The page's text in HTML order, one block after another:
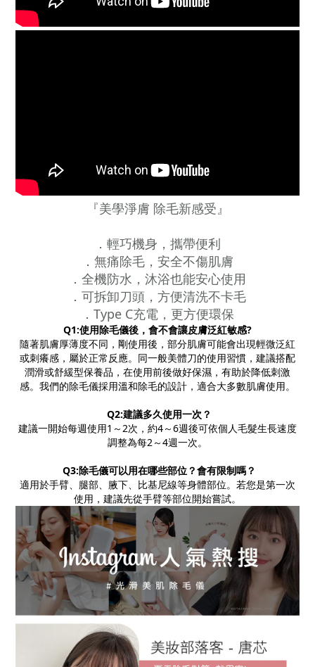
『美學淨膚 除毛新感受』
．輕巧機身，攜帶便利
．無痛除毛，安全不傷肌膚
．全機防水，沐浴也能安心使用
．可拆卸刀頭，方便清洗不卡毛
．Type C充電，更方便環保
Q1:使用除毛儀後，會不會讓皮膚泛紅敏感?
隨著肌膚厚薄度不同，剛使用後，部分肌膚可能會出現輕微泛紅
或刺癢感，屬於正常反應。同一般美體刀的使用習慣，建議搭配
潤滑或舒緩型保養品，在使用前後做好保濕，有助於降低刺激
感。我們的除毛儀採用溫和除毛的設計，適合大多數肌膚使用。
Q2:建議多久使用一次？
建議一開始每週使用1～2次，約4～6週後可依個人毛髮生長速度
調整為每2～4週一次。
Q3:除毛儀可以用在哪些部位？會有限制嗎？
適用於手臂、腿部、腋下、比基尼線等身體部位。若您是第一次
使用，建議先從手臂等部位開始嘗試。